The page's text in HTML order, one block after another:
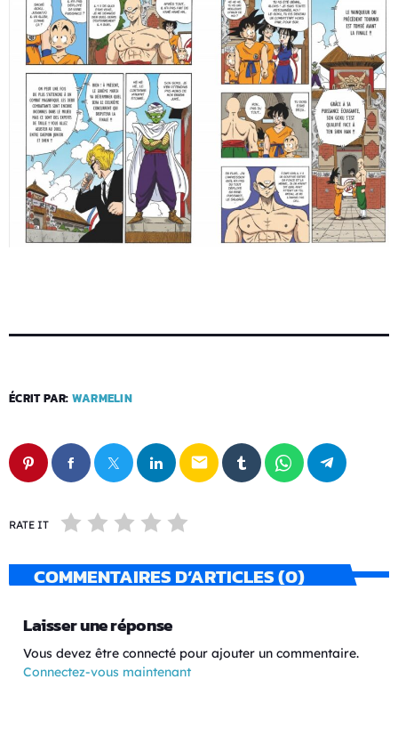
ÉCRIT PAR: WARMELIN
email
RATE IT
COMMENTAIRES D’ARTICLES (0)
Laisser une réponse
Vous devez être connecté pour ajouter un commentaire.
Connectez-vous maintenant